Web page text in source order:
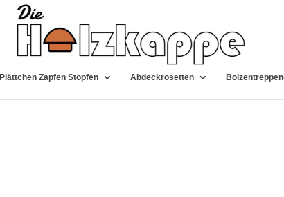
Plättchen Zapfen Stopfen Abdeckrosetten